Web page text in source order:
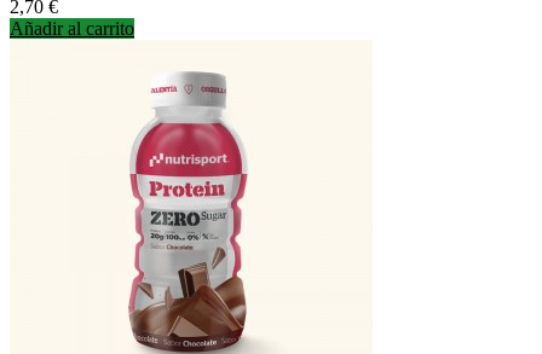
Precio
2,70 €
Añadir al carrito